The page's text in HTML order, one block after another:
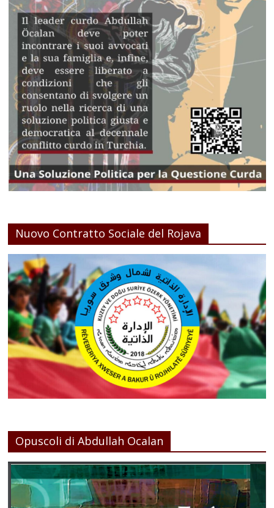
Nuovo Contratto Sociale del Rojava
Opuscoli di Abdullah Ocalan